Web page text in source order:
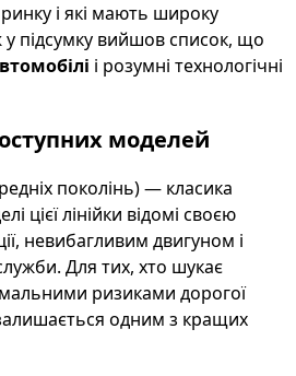
і які мають широку
у підсумку вийшов список, що
і розумні технологічні
моделей
поколінь) — класика
цієї лінійки відомі своєю
невибагливим двигуном і
Для тих, хто шукає
ризиками дорогої
одним з кращих